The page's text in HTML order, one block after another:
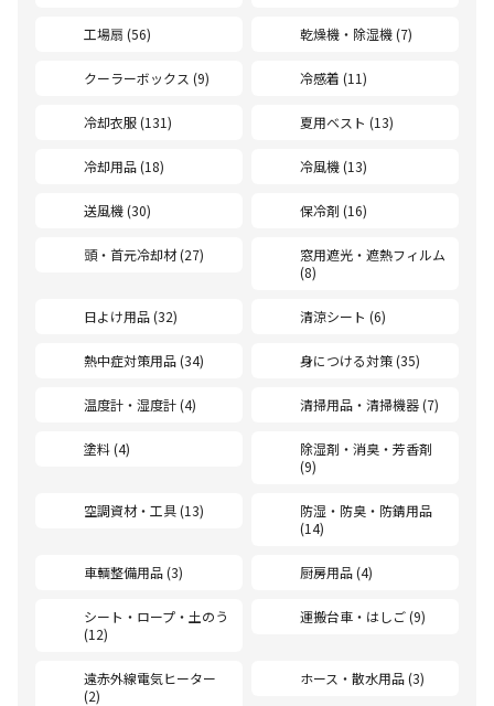
工場扇 (56) 乾燥機・除湿機 (7)
クーラーボックス (9) 冷感着 (11)
冷却衣服 (131) 夏用ベスト (13)
冷却用品 (18) 冷風機 (13)
送風機 (30) 保冷剤 (16)
頭・首元冷却材 (27)
窓用遮光・遮熱フィルム
(8)
日よけ用品 (32) 清涼シート (6)
熱中症対策用品 (34) 身につける対策 (35)
温度計・湿度計 (4) 清掃用品・清掃機器 (7)
塗料 (4)
除湿剤・消臭・芳香剤
(9)
空調資材・工具 (13)
防湿・防臭・防錆用品
(14)
車輌整備用品 (3) 厨房用品 (4)
シート・ロープ・土のう
(12)
運搬台車・はしご (9)
遠赤外線電気ヒーター
(2)
ホース・散水用品 (3)